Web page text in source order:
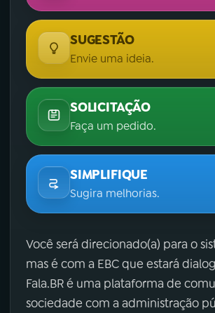
SUGESTÃO
Envie uma ideia.
SOLICITAÇÃO
Faça um pedido.
SIMPLIFIQUE
Sugira melhorias.
Você será direcionado(a) para o
mas é com a EBC que estará
Fala.BR é uma plataforma de
sociedade com a administração